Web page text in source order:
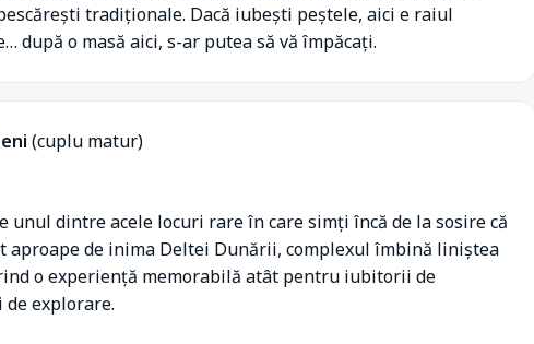
tradiționale. Dacă iubești peștele, aici e raiul
după o masă aici, s-ar putea să vă împăcați.
(cuplu matur)
unul dintre acele locuri rare în care simți încă de la sosire că
aproape de inima Deltei Dunării, complexul îmbină liniștea
o experiență memorabilă atât pentru iubitorii de
explorare.